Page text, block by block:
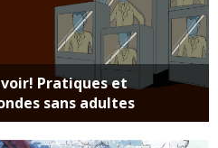
Pratiques et
sans adultes